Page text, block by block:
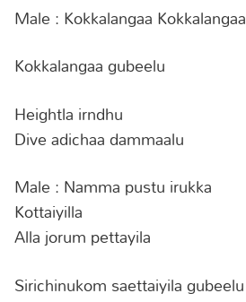
Male : Kokkalangaa Kokkalangaa
Kokkalangaa gubeelu
Heightla irndhu
Dive adichaa dammaalu
Male : Namma pustu irukka
Kottaiyilla
Alla jorum pettayila
Sirichinukom saettaiyila gubeelu